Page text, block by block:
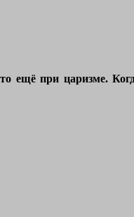
ещё при царизме.